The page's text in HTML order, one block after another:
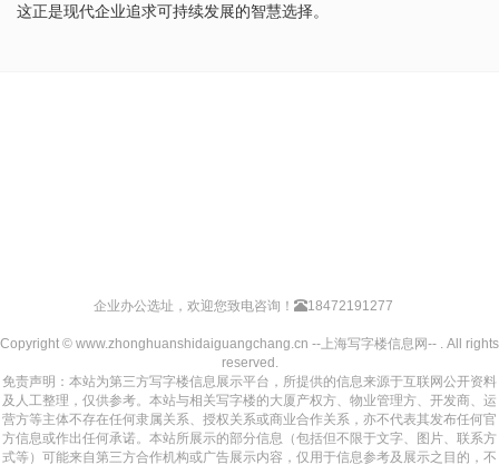
这正是现代企业追求可持续发展的智慧选择。
企业办公选址，欢迎您致电咨询！ 18472191277
Copyright © www.zhonghuanshidaiguangchang.cn --上海写字楼信息网-- . All rights
reserved.
免责声明：本站为第三方写字楼信息展示平台，所提供的信息来源于互联网公开资料
及人工整理，仅供参考。本站与相关写字楼的大厦产权方、物业管理方、开发商、运
营方等主体不存在任何隶属关系、授权关系或商业合作关系，亦不代表其发布任何官
方信息或作出任何承诺。本站所展示的部分信息（包括但不限于文字、图片、联系方
式等）可能来自第三方合作机构或广告展示内容，仅用于信息参考及展示之目的，不